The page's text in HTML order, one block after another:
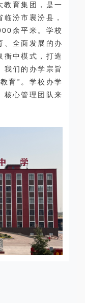
教育集团，是一
汾市襄汾县，
余平米。学校
、全面发展的办
衡中模式，打造
我们的办学宗旨
育”。学校办学
核心管理团队来